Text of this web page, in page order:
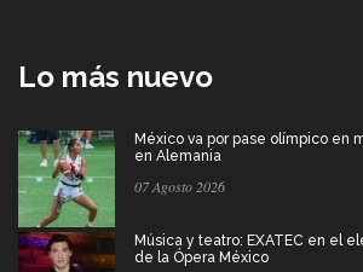
Lo más nuevo
México va por pase olímpico en
en Alemania
07 Agosto 2026
Música y teatro: EXATEC en el
de la Ópera México